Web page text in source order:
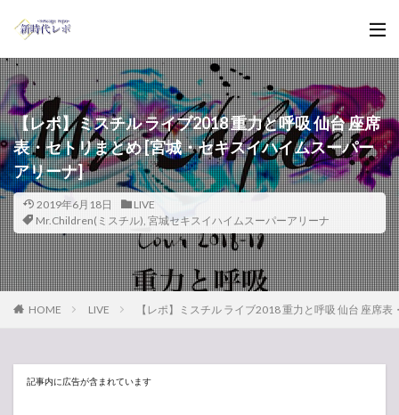
【レポ】ミスチル ライブ2018 重力と呼吸 仙台 座席
表・セトリまとめ [宮城・セキスイハイムスーパー
アリーナ]
2019年6月18日
LIVE
Mr.Children(ミスチル), 宮城セキスイハイムスーパーアリーナ
HOME LIVE 【レポ】ミスチル ライブ2018 重力と呼吸 仙台 座席
記事内に広告が含まれています